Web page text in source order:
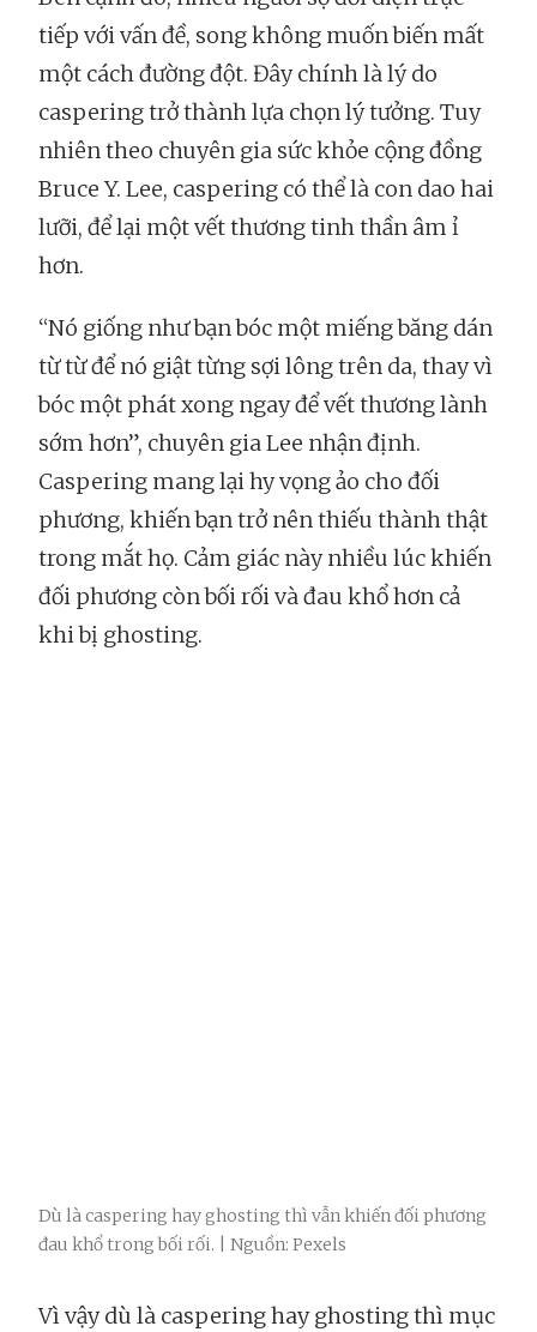
tiếp với vấn đề, song không muốn biến mất
một cách đường đột. Đây chính là lý do
caspering trở thành lựa chọn lý tưởng. Tuy
nhiên theo chuyên gia sức khỏe cộng đồng
Bruce Y. Lee, caspering có thể là con dao hai
lưỡi, để lại một vết thương tinh thần âm ỉ
hơn.
“Nó giống như bạn bóc một miếng băng dán
từ từ để nó giật từng sợi lông trên da, thay vì
bóc một phát xong ngay để vết thương lành
sớm hơn”, chuyên gia Lee nhận định.
Caspering mang lại hy vọng ảo cho đối
phương, khiến bạn trở nên thiếu thành thật
trong mắt họ. Cảm giác này nhiều lúc khiến
đối phương còn bối rối và đau khổ hơn cả
khi bị ghosting.
Dù là caspering hay ghosting thì vẫn khiến đối phương
đau khổ trong bối rối. | Nguồn: Pexels
Vì vậy dù là caspering hay ghosting thì mục